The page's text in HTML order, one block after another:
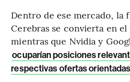
Dentro de ese mercado, la
Cerebras se convierta en
mientras que Nvidia y
ocuparían posiciones
respectivas ofertas